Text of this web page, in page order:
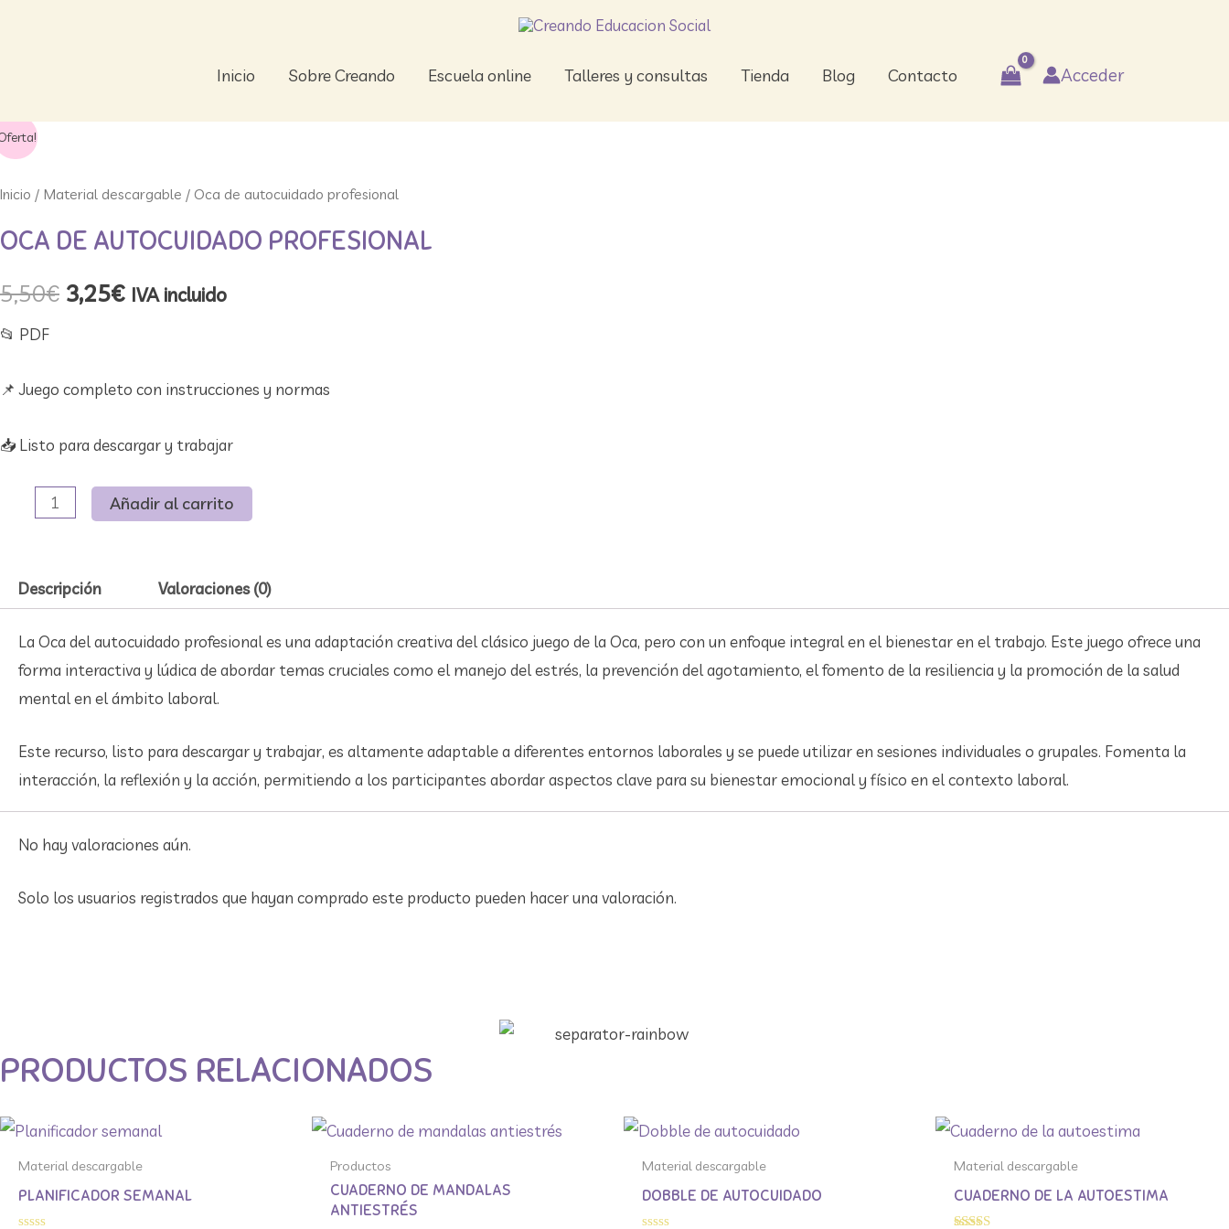
Inicio Sobre Creando Escuela online Talleres y consultas Tienda Blog Contacto Acceder
Inicio / Material descargable / Oca de autocuidado profesional
OCA DE AUTOCUIDADO PROFESIONAL
5,50€
precio
original
5,50€.
3,25€
precio
actual
IVA incluido
📂 ​PDF
📌 Juego completo con instrucciones y normas
📥​ Listo para descargar y trabajar
Oca
de
autocuidado
cantidad
Añadir al carrito
Descripción Valoraciones (0)
La Oca del autocuidado profesional es una adaptación creativa del clásico juego de la Oca, pero con un enfoque integral en el bienestar en el trabajo. Este juego ofrece una
forma interactiva y lúdica de abordar temas cruciales como el manejo del estrés, la prevención del agotamiento, el fomento de la resiliencia y la promoción de la salud
mental en el ámbito laboral.
Este recurso, listo para descargar y trabajar, es altamente adaptable a diferentes entornos laborales y se puede utilizar en sesiones individuales o grupales. Fomenta la
interacción, la reflexión y la acción, permitiendo a los participantes abordar aspectos clave para su bienestar emocional y físico en el contexto laboral.
No hay valoraciones aún.
Solo los usuarios registrados que hayan comprado este producto pueden hacer una valoración.
PRODUCTOS RELACIONADOS
Material descargable
PLANIFICADOR SEMANAL
Productos
CUADERNO DE MANDALAS
ANTIESTRÉS
Material descargable
DOBBLE DE AUTOCUIDADO
Material descargable
CUADERNO DE LA AUTOESTIMA